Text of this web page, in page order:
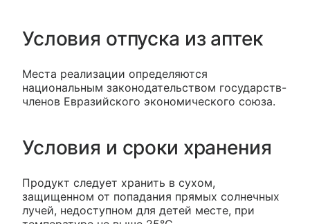
Условия отпуска из аптек
Места реализации определяются
национальным законодательством государств-
членов Евразийского экономического союза.
Условия и сроки хранения
Продукт следует хранить в сухом,
защищенном от попадания прямых солнечных
лучей, недоступном для детей месте, при